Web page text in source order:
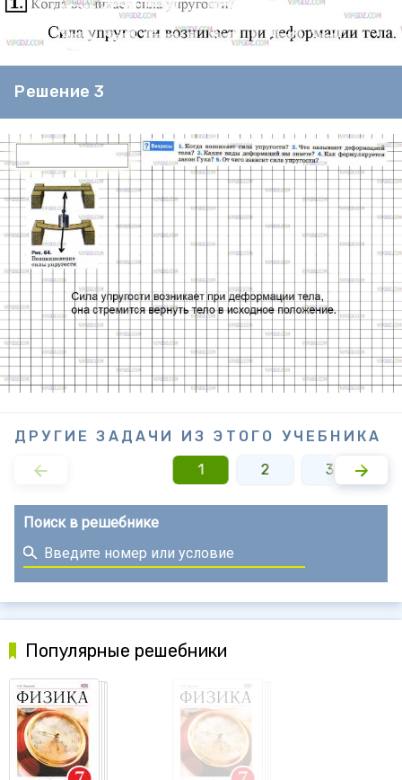
Решение 3
ДРУГИЕ ЗАДАЧИ ИЗ ЭТОГО УЧЕБНИКА
1
2 3
Поиск в решебнике
Популярные решебники